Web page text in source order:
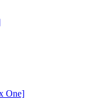
One]